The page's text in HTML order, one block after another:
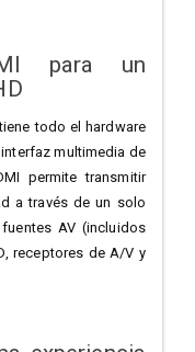
para un
todo el hardware
multimedia de
permite transmitir
a través de un solo
AV (incluidos
receptores de A/V y